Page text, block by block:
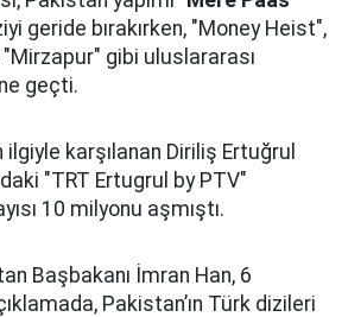
geride bırakırken, "Money Heist",
gibi uluslararası
geçti.
karşılanan Diriliş Ertuğrul
"TRT Ertugrul by PTV"
10 milyonu aşmıştı.
Başbakanı İmran Han, 6
Pakistan’ın Türk dizileri